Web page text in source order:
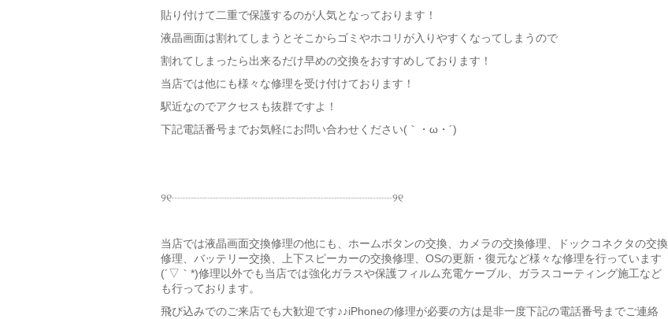
貼り付けて二重で保護するのが人気となっております！
液晶画面は割れてしまうとそこからゴミやホコリが入りやすくなってしまうので
割れてしまったら出来るだけ早めの交換をおすすめしております！
当店では他にも様々な修理を受け付けております！
駅近なのでアクセスも抜群ですよ！
下記電話番号までお気軽にお問い合わせください(｀・ω・´)ゞ
୨୧┈┈┈┈┈┈┈┈┈┈┈┈┈┈┈┈┈┈┈┈୨୧
当店では液晶画面交換修理の他にも、ホームボタンの交換、カメラの交換修理、ドックコネクタの交換
修理、バッテリー交換、上下スピーカーの交換修理、OSの更新・復元など様々な修理を行っています
(´▽｀*)修理以外でも当店では強化ガラスや保護フィルム充電ケーブル、ガラスコーティング施工など
も行っております。
飛び込みでのご来店でも大歓迎です♪♪iPhoneの修理が必要の方は是非一度下記の電話番号までご連絡